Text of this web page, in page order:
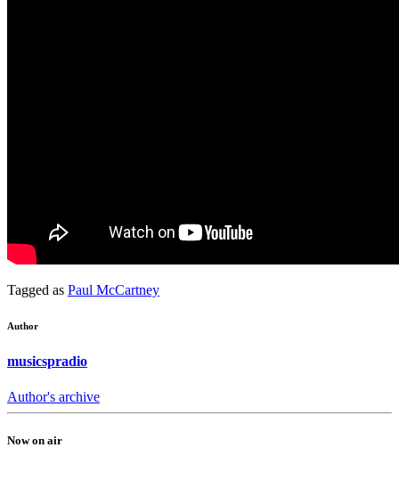
Tagged as Paul McCartney
Author
musicspradio
Author's archive
Now on air